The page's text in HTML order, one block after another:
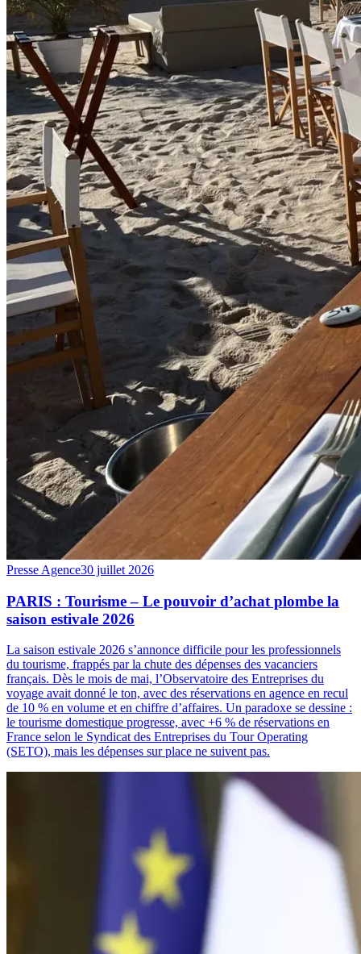
Presse Agence30 juillet 2026
PARIS : Tourisme – Le pouvoir d’achat plombe la
saison estivale 2026
La saison estivale 2026 s’annonce difficile pour les professionnels
du tourisme, frappés par la chute des dépenses des vacanciers
français. Dès le mois de mai, l’Observatoire des Entreprises du
voyage avait donné le ton, avec des réservations en agence en recul
de 10 % en volume et en chiffre d’affaires. Un paradoxe se dessine :
le tourisme domestique progresse, avec +6 % de réservations en
France selon le Syndicat des Entreprises du Tour Operating
(SETO), mais les dépenses sur place ne suivent pas.